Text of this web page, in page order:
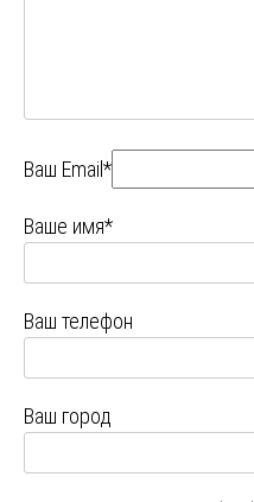
Ваш Email*
Ваше имя*
Ваш телефон
Ваш город